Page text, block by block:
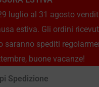
luglio al 31 agosto
estiva. Gli ordini
saranno spediti
buone vacanze!
Spedizione